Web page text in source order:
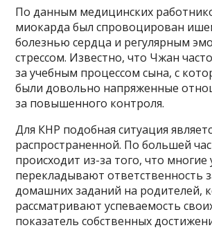
По данным медицинских
миокарда был спровоцирован
болезнью сердца и регулярным
стрессом. Известно, что Чжан
за учебным процессом сына, с
были довольно напряженные
за повышенного контроля.
Для КНР подобная ситуация
распространенной. По большей
происходит из-за того, что многие
перекладывают ответственность
домашних заданий на родителей,
рассматривают успеваемость
показатель собственных